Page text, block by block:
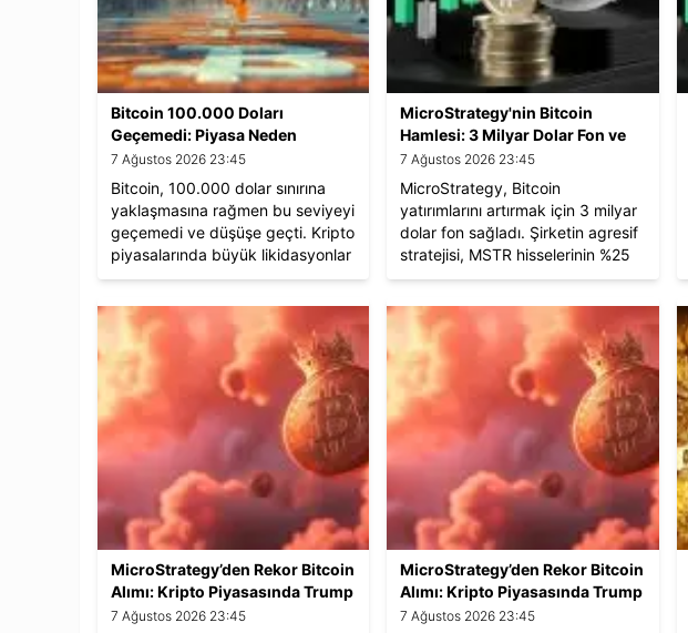
Bitcoin 100.000 Doları
Geçemedi: Piyasa Neden
Duraksadı?
7 Ağustos 2026 23:45
Bitcoin, 100.000 dolar sınırına
yaklaşmasına rağmen bu seviyeyi
geçemedi ve düşüşe geçti. Kripto
piyasalarında büyük likidasyonlar
yaşanırken, Trump’ın kripto
tartışılmaya devam ediyor.
Analistler, Bitcoin’in yıl sonunda
100.000 doları aşabileceğini
öngörüyor.
MicroStrategy'nin Bitcoin
Hamlesi: 3 Milyar Dolar Fon ve
%25 Hisse Kaybı
7 Ağustos 2026 23:45
MicroStrategy, Bitcoin
yatırımlarını artırmak için 3 milyar
dolar fon sağladı. Şirketin agresif
stratejisi, MSTR hisselerinin %25
düşmesine yol açarken, kripto
oldu. Bitcoin’in istikrarlı seyri ve
kurumsal benimseme sürecindeki
etkisi dikkat çekiyor.
MicroStrategy’den Rekor Bitcoin
Alımı: Kripto Piyasasında Trump
Etkisi
7 Ağustos 2026 23:45
MicroStrategy’den Rekor Bitcoin
Alımı: Kripto Piyasasında Trump
Etkisi
7 Ağustos 2026 23:45